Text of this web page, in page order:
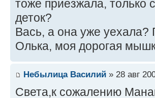
тоже приезжала, только
деток?
Вась, а она уже
Олька, моя дорогая
Небылица Василий » 28 авг
Света,к сожалению